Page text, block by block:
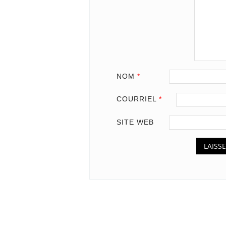
NOM *
COURRIEL *
SITE WEB